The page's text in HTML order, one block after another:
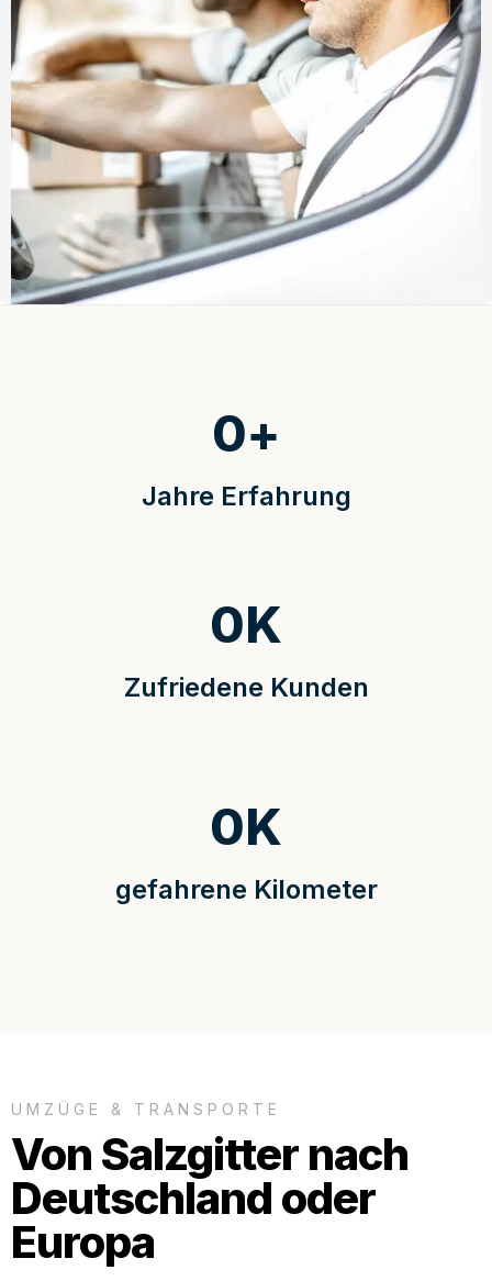
Jahre Erfahrung
0+
Zufriedene Kunden
0K
gefahrene Kilometer
0K
UMZÜGE & TRANSPORTE
Von Salzgitter nach
Deutschland oder
Europa